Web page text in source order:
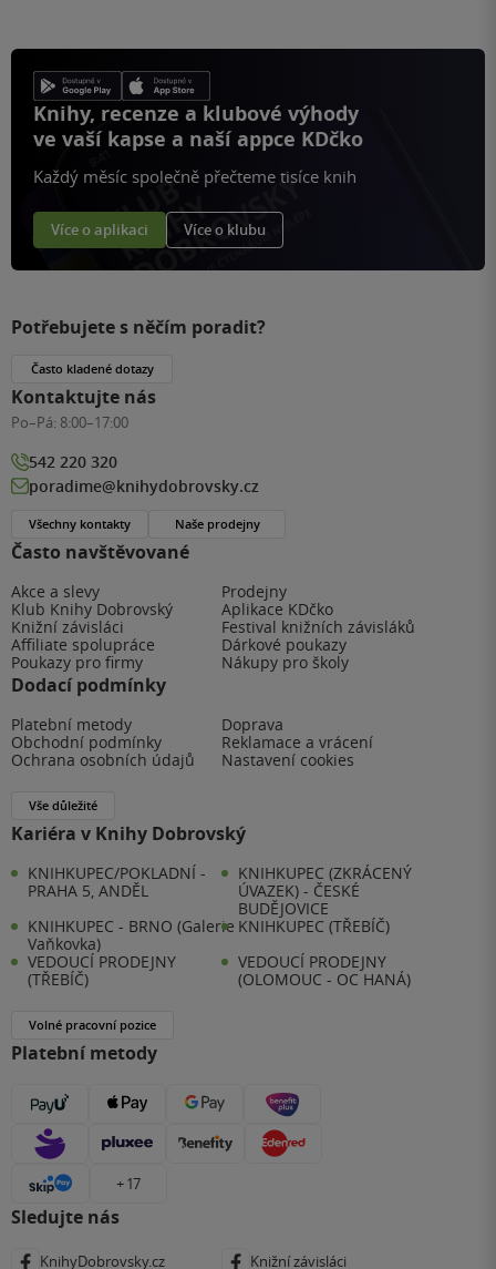
Knihy, recenze a klubové výhody
ve vaší kapse a naší appce KDčko
Každý měsíc společně přečteme tisíce knih
Více o aplikaci Více o klubu
Často navštěvované
Akce a slevy
Prodejny
Klub Knihy Dobrovský
Aplikace KDčko
Knižní závisláci
Festival knižních závisláků
Affiliate spolupráce
Dárkové poukazy
Poukazy pro firmy
Nákupy pro školy
Dodací podmínky
Platební metody
Doprava
Obchodní podmínky
Reklamace a vrácení
Ochrana osobních údajů
Nastavení cookies
Vše důležité
Kariéra v Knihy Dobrovský
KNIHKUPEC/POKLADNÍ -
PRAHA 5, ANDĚL
KNIHKUPEC (ZKRÁCENÝ
ÚVAZEK) - ČESKÉ
BUDĚJOVICE
KNIHKUPEC - BRNO (Galerie
Vaňkovka)
KNIHKUPEC (TŘEBÍČ)
VEDOUCÍ PRODEJNY
(TŘEBÍČ)
VEDOUCÍ PRODEJNY
(OLOMOUC - OC HANÁ)
Volné pracovní pozice
Platební metody
+ 17
Sledujte nás
KnihyDobrovsky.cz Knižní závisláci
Potřebujete s něčím poradit?
Často kladené dotazy
Kontaktujte nás
Po–Pá: 8:00–17:00
542 220 320
poradime@knihydobrovsky.cz
Všechny kontakty Naše prodejny